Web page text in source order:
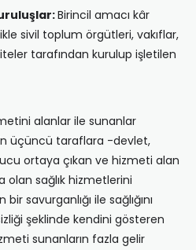
Birincil amacı kâr
sivil toplum örgütleri, vakıflar,
tarafından kurulup işletilen
alanlar ile sunanlar
üçüncü taraflara -devlet,
ortaya çıkan ve hizmeti alan
olan sağlık hizmetlerini
savurganlığı ile sağlığını
şeklinde kendini gösteren
sunanların fazla gelir